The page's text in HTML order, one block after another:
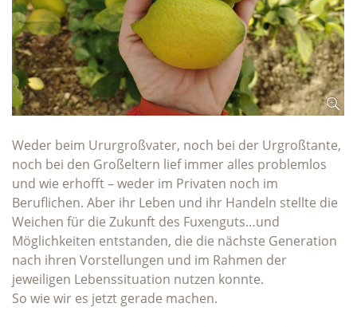
Weder beim Ururgroßvater, noch bei der Urgroßtante,
noch bei den Großeltern lief immer alles problemlos
und wie erhofft – weder im Privaten noch im
Beruflichen. Aber ihr Leben und ihr Handeln stellte die
Weichen für die Zukunft des Fuxenguts…und
Möglichkeiten entstanden, die die nächste Generation
nach ihren Vorstellungen und im Rahmen der
jeweiligen Lebenssituation nutzen konnte.
So wie wir es jetzt gerade machen.